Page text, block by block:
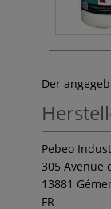
Der
Pebeo
305 Avenue
13881
FR